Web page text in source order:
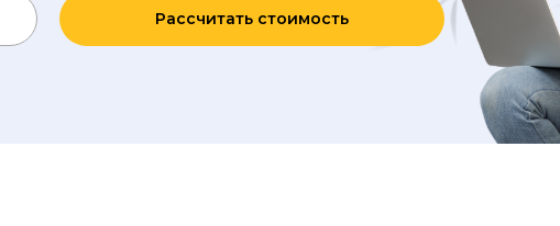
Рассчитать стоимость